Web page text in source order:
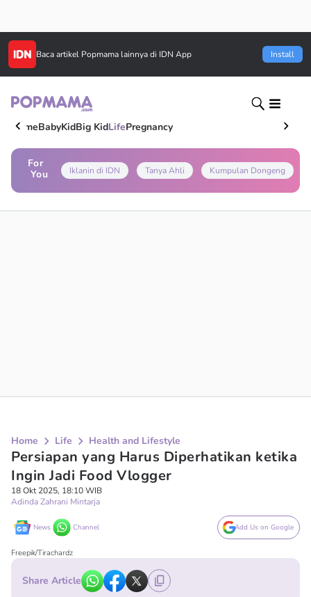
Baca artikel Popmama lainnya di IDN App Install
HomeBabyKidBig KidLifePregnancy
For
You
Iklanin di IDN Tanya Ahli Kumpulan Dongeng
Home Life Health and Lifestyle
Persiapan yang Harus Diperhatikan ketika
Ingin Jadi Food Vlogger
18 Okt 2025, 18:10 WIB
Adinda Zahrani Mintarja
News Channel Add Us on Google
Freepik/Tirachardz
Share Article